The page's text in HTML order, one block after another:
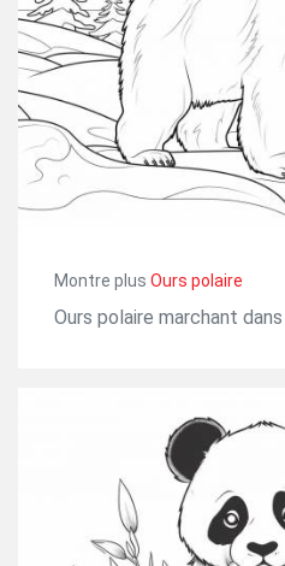
Montre plus Ours polaire
Ours polaire marchant